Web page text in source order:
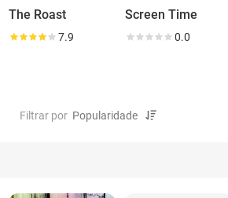
The Roast
7.9
Screen Time
0.0
Filtrar por